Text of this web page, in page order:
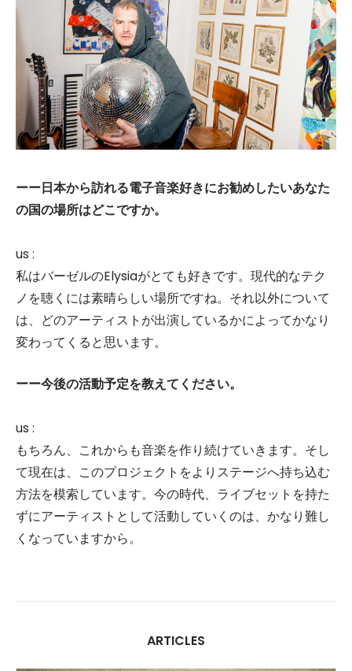
ーー日本から訪れる電子音楽好きにお勧めしたいあなた
の国の場所はどこですか。
us :
私はバーゼルのElysiaがとても好きです。現代的なテク
ノを聴くには素晴らしい場所ですね。それ以外について
は、どのアーティストが出演しているかによってかなり
変わってくると思います。
ーー今後の活動予定を教えてください。
us :
もちろん、これからも音楽を作り続けていきます。そし
て現在は、このプロジェクトをよりステージへ持ち込む
方法を模索しています。今の時代、ライブセットを持た
ずにアーティストとして活動していくのは、かなり難し
くなっていますから。
ARTICLES